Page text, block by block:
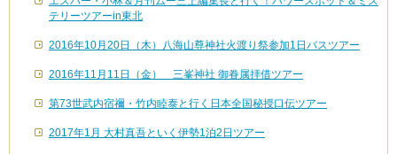
テリーツアーin東北
2016年10月20日（木）八海山尊神社火渡り祭参加1日バスツアー
2016年11月11日（金） 三峯神社 御眷属拝借ツアー
第73世武内宿禰・竹内睦泰と行く日本全国秘授口伝ツアー
2017年1月 大村真吾といく伊勢1泊2日ツアー